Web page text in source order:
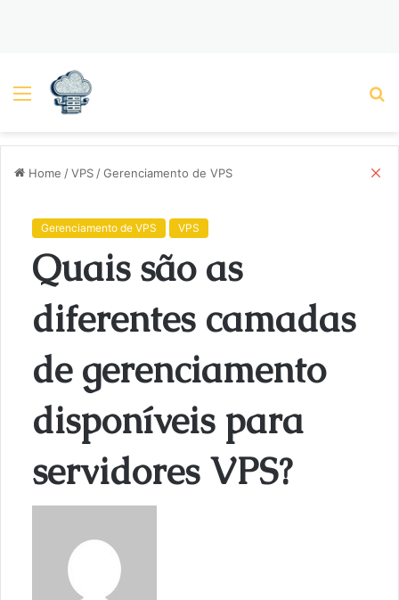
Menu
Home /VPS /Gerenciamento de VPS
Gerenciamento de VPS VPS
Quais são as
diferentes camadas
de gerenciamento
disponíveis para
servidores VPS?